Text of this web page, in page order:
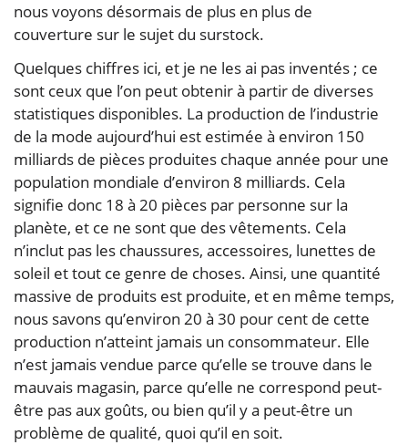
nous voyons désormais de plus en plus de
couverture sur le sujet du surstock.
Quelques chiffres ici, et je ne les ai pas inventés ; ce
sont ceux que l’on peut obtenir à partir de diverses
statistiques disponibles. La production de l’industrie
de la mode aujourd’hui est estimée à environ 150
milliards de pièces produites chaque année pour une
population mondiale d’environ 8 milliards. Cela
signifie donc 18 à 20 pièces par personne sur la
planète, et ce ne sont que des vêtements. Cela
n’inclut pas les chaussures, accessoires, lunettes de
soleil et tout ce genre de choses. Ainsi, une quantité
massive de produits est produite, et en même temps,
nous savons qu’environ 20 à 30 pour cent de cette
production n’atteint jamais un consommateur. Elle
n’est jamais vendue parce qu’elle se trouve dans le
mauvais magasin, parce qu’elle ne correspond peut-
être pas aux goûts, ou bien qu’il y a peut-être un
problème de qualité, quoi qu’il en soit.